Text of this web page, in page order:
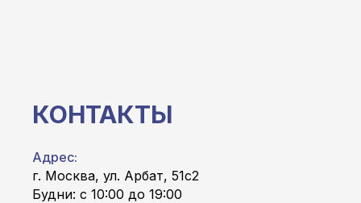
КОНТАКТЫ
Адрес:
г. Москва, ул. Арбат, 51с2
Будни: с 10:00 до 19:00